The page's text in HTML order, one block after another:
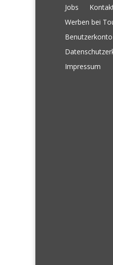
Jobs
Werben bei
Benutzerkonto
Impressum